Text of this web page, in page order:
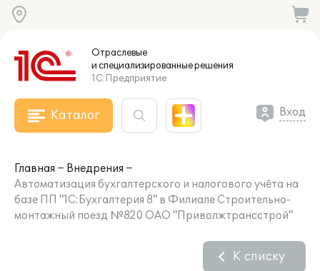
Отраслевые
и специализированныерешения
1С:Предприятие
Каталог Вход
Главная
Внедрения
Автоматизация бухгалтерского и налогового учёта на
базе ПП "1С:Бухгалтерия 8" в Филиале Строительно-
монтажный поезд №820 ОАО "Приволжтрансстрой"
К списку